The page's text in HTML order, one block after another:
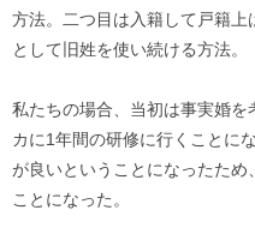
方法。二つ目は入籍して戸籍
として旧姓を使い続ける方法。
私たちの場合、当初は事実婚を
カに1年間の研修に行くことに
が良いということになったた
ことになった。